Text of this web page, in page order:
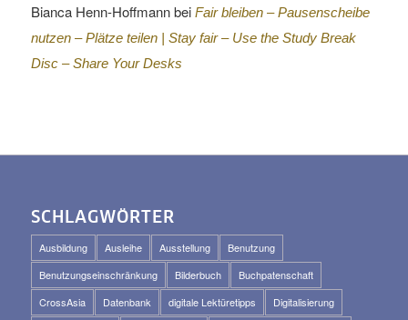
Bianca Henn-Hoffmannbei Fair bleiben – Pausenscheibe
nutzen – Plätze teilen | Stay fair – Use the Study Break
Disc – Share Your Desks
SCHLAGWÖRTER
Ausbildung Ausleihe Ausstellung
Benutzung
Benutzungseinschränkung
Bilderbuch
Buchpatenschaft
CrossAsia
Datenbank digitale Lektüretipps
Digitalisierung